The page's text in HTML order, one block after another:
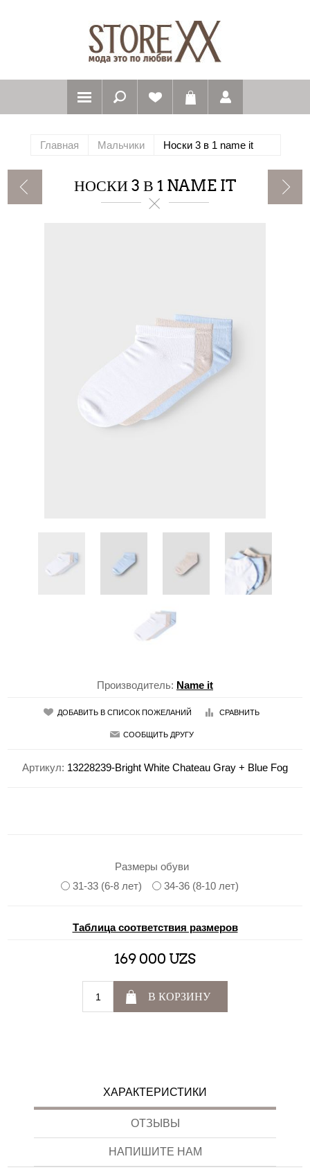
Главная Мальчики Носки 3 в 1 name it
НОСКИ 3 В 1 NAME IT
Производитель: Name it
ДОБАВИТЬ В СПИСОК ПОЖЕЛАНИЙ СРАВНИТЬ
СООБЩИТЬ ДРУГУ
Артикул: 13228239-Bright White Chateau Gray + Blue Fog
Размеры обуви
31-33 (6-8 лет)
34-36 (8-10 лет)
Таблица соответствия размеров
169 000 UZS
В КОРЗИНУ
ХАРАКТЕРИСТИКИ
ОТЗЫВЫ
НАПИШИТЕ НАМ